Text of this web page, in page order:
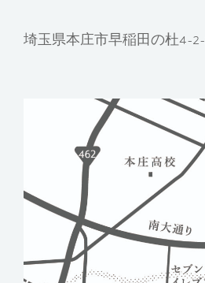
埼玉県本庄市早稲田の杜4-2-